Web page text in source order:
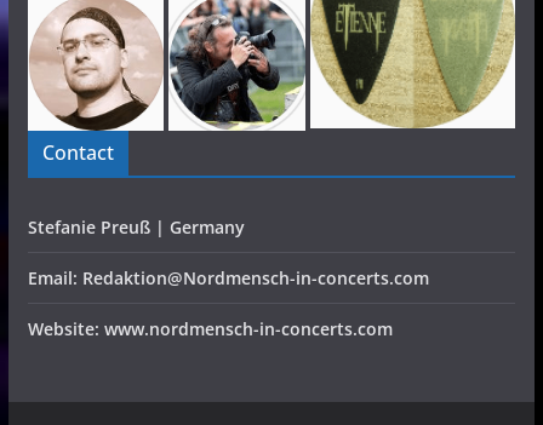
Contact
Stefanie Preuß | Germany
Email: Redaktion@Nordmensch-in-concerts.com
Website: www.nordmensch-in-concerts.com